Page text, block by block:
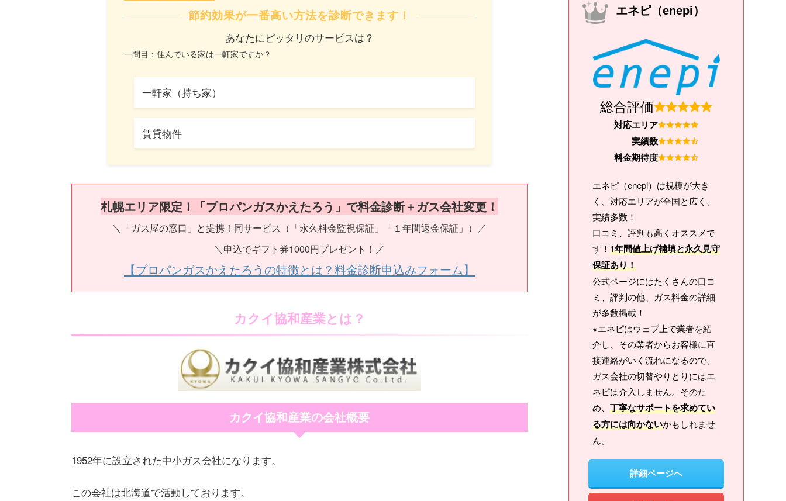
節約効果が一番高い方法を診断できます！
あなたにピッタリのサービスは？
一問目：住んでいる家は一軒家ですか？
一軒家（持ち家）
賃貸物件
札幌エリア限定！「プロパンガスかえたろう」で料金診断＋ガス会社変更！
＼「ガス屋の窓口」と提携！同サービス（「永久料金監視保証」「１年間返金保証」）／
＼申込でギフト券1000円プレゼント！／
【プロパンガスかえたろうの特徴とは？料金診断申込みフォーム】
カクイ協和産業とは？
カクイ協和産業の会社概要
1952年に設立された中小ガス会社になります。
この会社は北海道で活動しております。
エネピ（enepi）
総合評価
対応エリア
実績数
料金期待度
エネピ（enepi）は規模が大き
く、対応エリアが全国と広く、
実績多数！
口コミ、評判も高くオススメで
す！ 1年間値上げ補填と永久見守
保証あり！
公式ページにはたくさんの口コ
ミ、評判の他、ガス料金の詳細
が多数掲載！
※エネピはウェブ上で業者を紹
介し、その業者からお客様に直
接連絡がいく流れになるので、
ガス会社の切替やりとりにはエ
ネピは介入しません。そのた
め、 丁寧なサポートを求めてい
る方には向かないかもしれませ
ん。
詳細ページへ